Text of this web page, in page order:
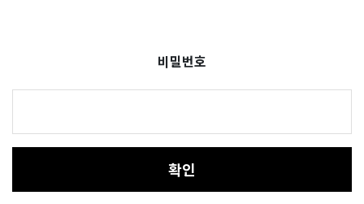
비밀번호
확인